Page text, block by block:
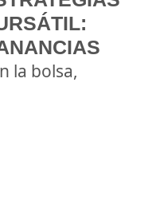
la bolsa,